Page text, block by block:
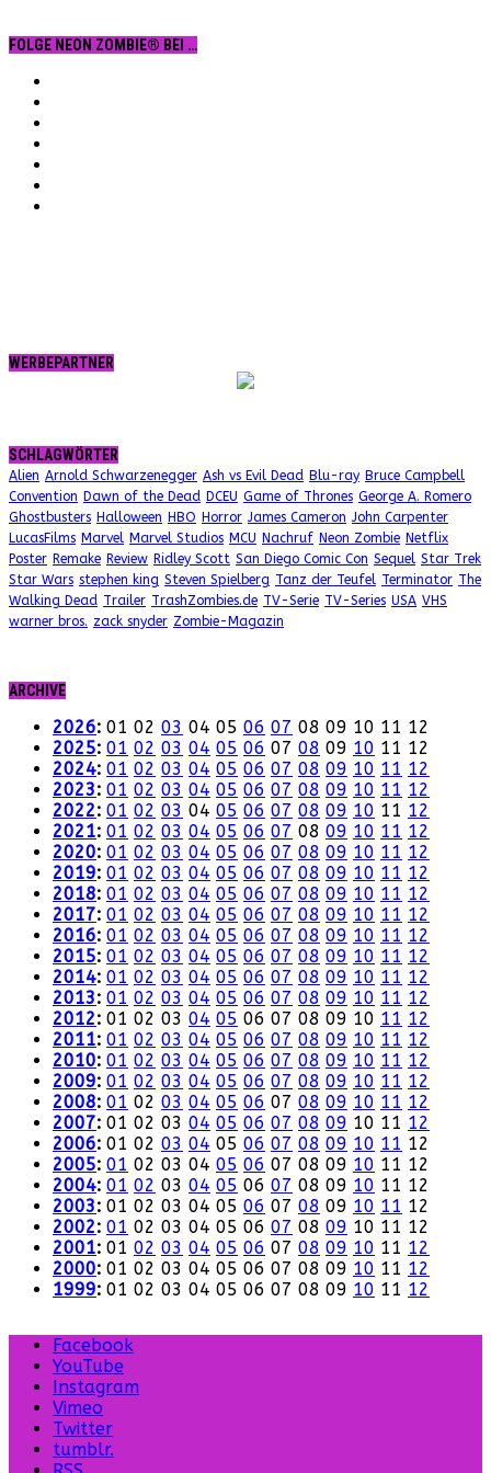
FOLGE NEON ZOMBIE® BEI …
WERBEPARTNER
SCHLAGWÖRTER
Alien Arnold Schwarzenegger Ash vs Evil Dead Blu-ray Bruce Campbell
Convention Dawn of the Dead DCEU Game of Thrones George A. Romero
Ghostbusters Halloween HBO Horror James Cameron John Carpenter
LucasFilms Marvel Marvel Studios MCU Nachruf Neon Zombie Netflix
Poster Remake Review Ridley Scott San Diego Comic Con Sequel Star Trek
Star Wars stephen king Steven Spielberg Tanz der Teufel Terminator The
Walking Dead Trailer TrashZombies.de TV-Serie TV-Series USA VHS
warner bros. zack snyder Zombie-Magazin
ARCHIVE
2026: 01 02 03 04 05 06 07 08 09 10 11 12
2025: 01 02 03 04 05 06 07 08 09 10 11 12
2024: 01 02 03 04 05 06 07 08 09 10 11 12
2023: 01 02 03 04 05 06 07 08 09 10 11 12
2022: 01 02 03 04 05 06 07 08 09 10 11 12
2021: 01 02 03 04 05 06 07 08 09 10 11 12
2020: 01 02 03 04 05 06 07 08 09 10 11 12
2019: 01 02 03 04 05 06 07 08 09 10 11 12
2018: 01 02 03 04 05 06 07 08 09 10 11 12
2017: 01 02 03 04 05 06 07 08 09 10 11 12
2016: 01 02 03 04 05 06 07 08 09 10 11 12
2015: 01 02 03 04 05 06 07 08 09 10 11 12
2014: 01 02 03 04 05 06 07 08 09 10 11 12
2013: 01 02 03 04 05 06 07 08 09 10 11 12
2012: 01 02 03 04 05 06 07 08 09 10 11 12
2011: 01 02 03 04 05 06 07 08 09 10 11 12
2010: 01 02 03 04 05 06 07 08 09 10 11 12
2009: 01 02 03 04 05 06 07 08 09 10 11 12
2008: 01 02 03 04 05 06 07 08 09 10 11 12
2007: 01 02 03 04 05 06 07 08 09 10 11 12
2006: 01 02 03 04 05 06 07 08 09 10 11 12
2005: 01 02 03 04 05 06 07 08 09 10 11 12
2004: 01 02 03 04 05 06 07 08 09 10 11 12
2003: 01 02 03 04 05 06 07 08 09 10 11 12
2002: 01 02 03 04 05 06 07 08 09 10 11 12
2001: 01 02 03 04 05 06 07 08 09 10 11 12
2000: 01 02 03 04 05 06 07 08 09 10 11 12
1999: 01 02 03 04 05 06 07 08 09 10 11 12
Facebook
YouTube
Instagram
Vimeo
Twitter
tumblr.